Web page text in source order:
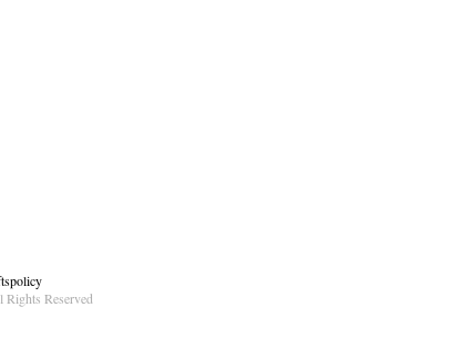
Reserved